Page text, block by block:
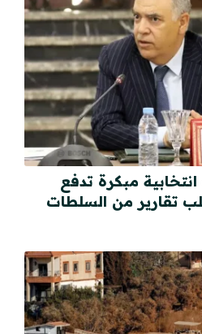
مبكرة تدفع
تقارير من السلطات